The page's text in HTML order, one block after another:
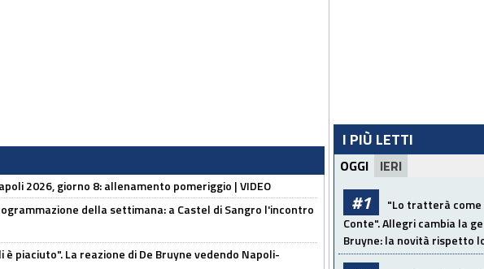
2026, giorno 8: allenamento pomeriggio | VIDEO
della settimana: a Castel di Sangro l'incontro
è piaciuto". La reazione di De Bruyne vedendo Napoli-
I PIÙ LETTI
OGGI IERI
#1
"Lo tratterà
Conte". Allegri cambia la
Bruyne: la novità rispetto